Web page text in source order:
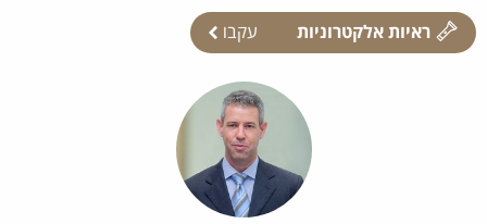
ראיות אלקטרוניות עקבו